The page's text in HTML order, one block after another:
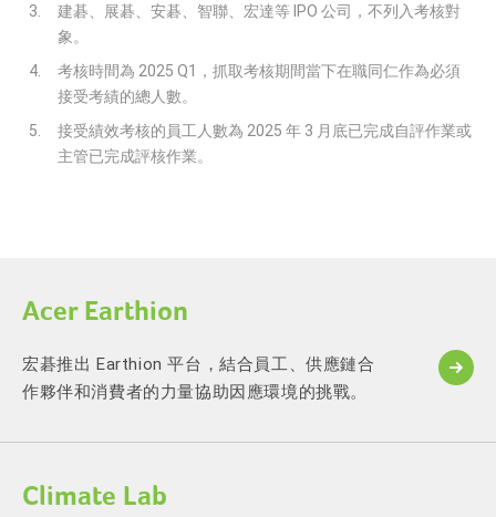
建碁、展碁、安碁、智聯、宏達等 IPO 公司，不列入考核對
象。
考核時間為 2025 Q1，抓取考核期間當下在職同仁作為必須
接受考績的總人數。
接受績效考核的員工人數為 2025 年 3 月底已完成自評作業或
主管已完成評核作業。
Acer Earthion
宏碁推出 Earthion 平台，結合員工、供應鏈合
作夥伴和消費者的力量協助因應環境的挑戰。
Climate Lab